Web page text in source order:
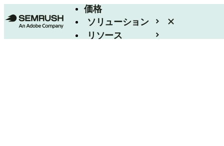
価格
ソリューション
リソース